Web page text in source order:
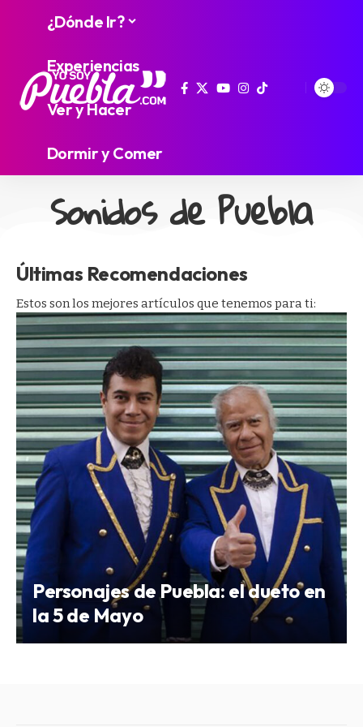
¿Dónde Ir?
Experiencias
Ver y Hacer
Dormir y Comer
Sonidos de Puebla
Últimas Recomendaciones
Estos son los mejores artículos que tenemos para ti:
Personajes de Puebla: el dueto en
la 5 de Mayo